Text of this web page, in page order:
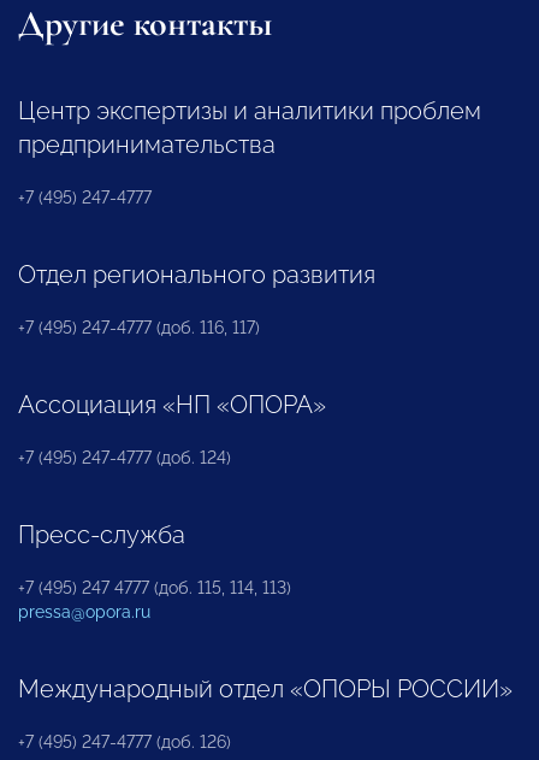
Другие контакты
Центр экспертизы и аналитики проблем
предпринимательства
+7 (495) 247-4777
Отдел регионального развития
+7 (495) 247-4777 (доб. 116, 117)
Ассоциация «НП «ОПОРА»
+7 (495) 247-4777 (доб. 124)
Пресс-служба
+7 (495) 247 4777 (доб. 115, 114, 113)
pressa@opora.ru
Международный отдел «ОПОРЫ РОССИИ»
+7 (495) 247-4777 (доб. 126)